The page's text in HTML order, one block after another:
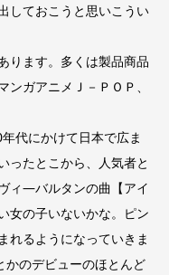
しておこうと思いこうい
ります。多くは製品商品
ガアニメＪ－ＰＯＰ、
代にかけて日本で広ま
ったとこから、人気者と
ィ―バルタンの曲【アイ
女の子いないかな。ピン
れるようになっていきま
かのデビューのほとんど